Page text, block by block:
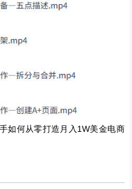
如何从零打造月入1W美金电商